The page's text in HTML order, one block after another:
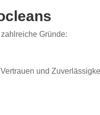
Gründe:
und